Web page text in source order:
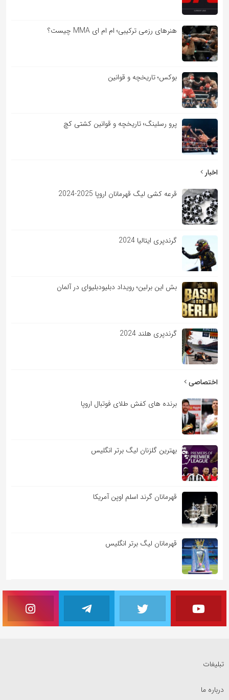
هنرهای رزمی ترکیبی؛ ام ام ای MMA چیست؟
بوکس؛ تاریخچه و قوانین
پرو رسلینگ؛ تاریخچه و قوانین کشتی کچ
اخبار
قرعه کشی لیگ قهرمانان اروپا 2025-2024
گرندپری ایتالیا 2024
بش این برلین؛ رویداد دبلیودبلیوای در آلمان
گرندپری هلند 2024
اختصاصی
برنده های کفش طلای فوتبال اروپا
بهترین گلزنان لیگ برتر انگلیس
قهرمانان گرند اسلم اوپن آمریکا
قهرمانان لیگ برتر انگلیس
تبلیغات
درباره ما